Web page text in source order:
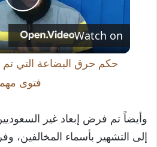
P
l
a
y
Watch on
حكم حرق البضاعة التي
فتوى
وأيضاً تم فرض إبعاد غير
إلى التشهير بأسماء المخالفين،